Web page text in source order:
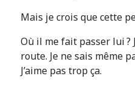
Mais je crois que cette
Où il me fait passer lui ?
route. Je ne sais même
J’aime pas trop ça.